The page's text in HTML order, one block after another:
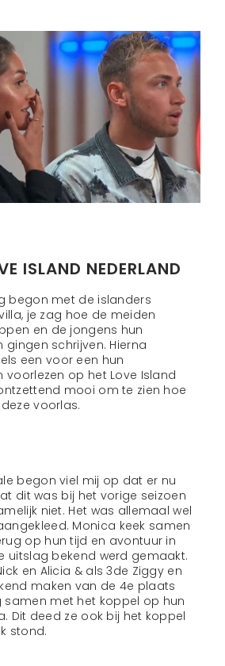
ISLAND NEDERLAND
begon met de islanders
je zag hoe de meiden
en de jongens hun
gingen schrijven. Hierna
een voor een hun
voorlezen op het Love Island
mooi om te zien hoe
voorlas.
begon viel mij op dat er nu
dit was bij het vorige seizoen
niet. Het was allemaal wel
Monica keek samen
op hun tijd en avontuur in
uitslag bekend werd gemaakt.
en Alicia & als 3de Ziggy en
maken van de 4e plaats
samen met het koppel op hun
Dit deed ze ook bij het koppel
stond.